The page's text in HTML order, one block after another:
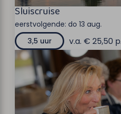
Sluiscruise
eerstvolgende: do 13 aug.
3,5 uur
v.a. € 25,50